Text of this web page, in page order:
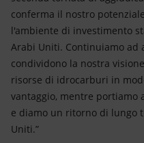
conferma il nostro
l'ambiente di investimento
Arabi Uniti. Continuiamo ad
condividono la nostra
risorse di idrocarburi in
vantaggio, mentre portiamo
e diamo un ritorno di lungo
Uniti.”